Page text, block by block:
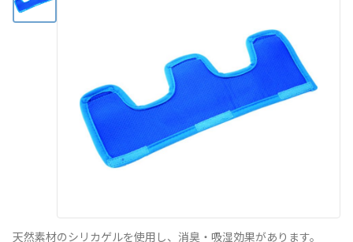
天然素材のシリカゲルを使用し、消臭・吸湿効果があります。